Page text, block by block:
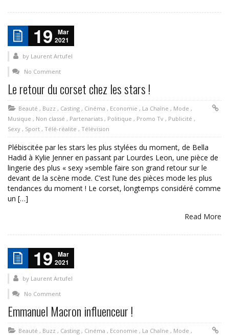
19
Mar
2021
by Laurent Artufel
No Comment
Le retour du corset chez les stars !
Beauté , Buzz , Casting , Cinéma , Economie , La Chaîne , Mode ,
Musique , Non classé , Partenariats , Politique , Promo Tv , Publicité ,
Sexy , Sport , Télé-réalite , Télévision
Plébiscitée par les stars les plus stylées du moment, de Bella
Hadid à Kylie Jenner en passant par Lourdes Leon, une pièce de
lingerie des plus « sexy »semble faire son grand retour sur le
devant de la scène mode. C’est l’une des pièces mode les plus
tendances du moment ! Le corset, longtemps considéré comme
un […]
Read More
19
Mar
2021
by Laurent Artufel
No Comment
Emmanuel Macron influenceur !
Beauté , Buzz , Casting , Cinéma , Economie , La Chaîne , Mode ,